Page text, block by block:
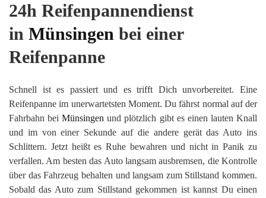
24h Reifenpannendienst
in Münsingen bei einer
Reifenpanne
Schnell ist es passiert und es trifft Dich unvorbereitet. Eine
Reifenpanne im unerwartetsten Moment. Du fährst normal auf der
Fahrbahn beiMünsingen und plötzlich gibt es einen lauten Knall
und im von einer Sekunde auf die andere gerät das Auto ins
Schlittern. Jetzt heißt es Ruhe bewahren und nicht in Panik zu
verfallen. Am besten das Auto langsam ausbremsen, die Kontrolle
über das Fahrzeug behalten und langsam zum Stillstand kommen.
Sobald das Auto zum Stillstand gekommen ist kannst Du einen